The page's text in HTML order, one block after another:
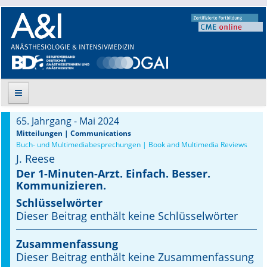
Suche
Aktuelle Ausgabe
Leitlinien
Archiv
Supplements
Supplements OrphanAnesthesia
65. Jahrgang - Mai 2024
Mitteilungen | Communications
Buch- und Multimediabesprechungen | Book and Multimedia Reviews
J. Reese
Der 1-Minuten-Arzt. Einfach. Besser.
Kommunizieren.
Schlüsselwörter
Dieser Beitrag enthält keine Schlüsselwörter
Zusammenfassung
Dieser Beitrag enthält keine Zusammenfassung